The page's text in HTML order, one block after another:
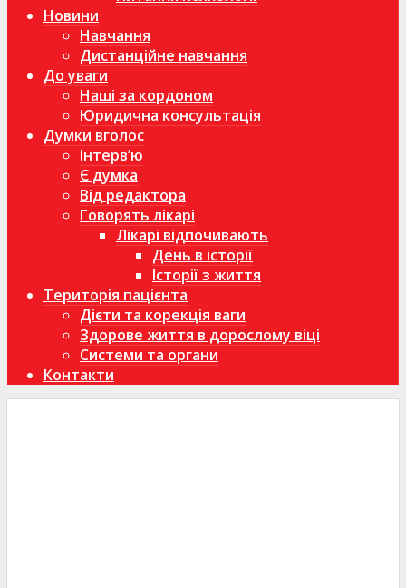
Новини
Навчання
Дистанційне навчання
До уваги
Наші за кордоном
Юридична консультація
Думки вголос
Інтерв’ю
Є думка
Від редактора
Говорять лікарі
Лікарі відпочивають
День в історії
Історії з життя
Територія пацієнта
Дієти та корекція ваги
Здорове життя в дорослому віці
Системи та органи
Контакти